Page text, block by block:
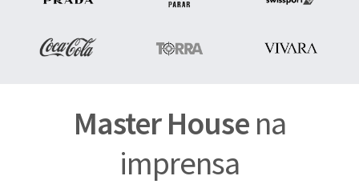
Master Housena
imprensa